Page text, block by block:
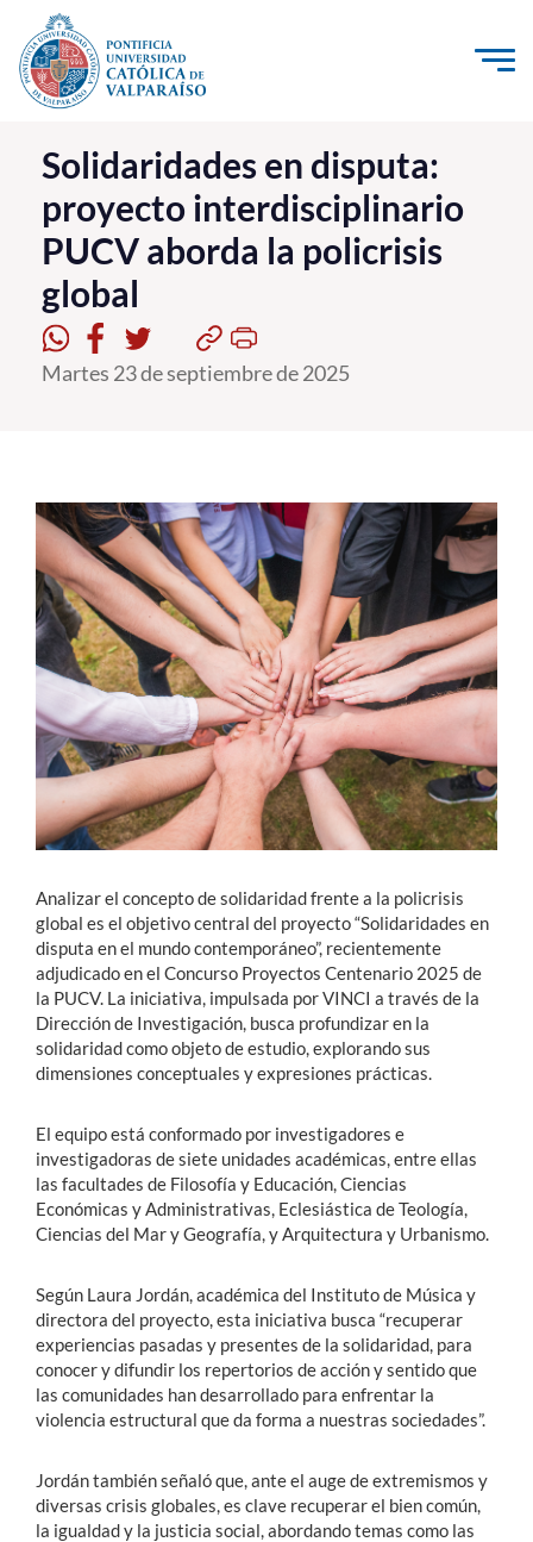
Click acá para ir directamente al contenido
La Universidad
Investigación, Creación e Innovación
PUCV Internacional
Vinculación con el Medio
Admisión
Formación Continua
Estudiantes
Académicos
Funcionarios
Alumni
English
Solidaridades en disputa:
proyecto interdisciplinario
PUCV aborda la policrisis
global
Martes 23 de septiembre de 2025
Analizar el concepto de solidaridad frente a la policrisis
global es el objetivo central del proyecto “Solidaridades en
disputa en el mundo contemporáneo”, recientemente
adjudicado en el Concurso Proyectos Centenario 2025 de
la PUCV. La iniciativa, impulsada por VINCI a través de la
Dirección de Investigación, busca profundizar en la
solidaridad como objeto de estudio, explorando sus
dimensiones conceptuales y expresiones prácticas.
El equipo está conformado por investigadores e
investigadoras de siete unidades académicas, entre ellas
las facultades de Filosofía y Educación, Ciencias
Económicas y Administrativas, Eclesiástica de Teología,
Ciencias del Mar y Geografía, y Arquitectura y Urbanismo.
Según Laura Jordán, académica del Instituto de Música y
directora del proyecto, esta iniciativa busca “recuperar
experiencias pasadas y presentes de la solidaridad, para
conocer y difundir los repertorios de acción y sentido que
las comunidades han desarrollado para enfrentar la
violencia estructural que da forma a nuestras sociedades”.
Jordán también señaló que, ante el auge de extremismos y
diversas crisis globales, es clave recuperar el bien común,
la igualdad y la justicia social, abordando temas como las